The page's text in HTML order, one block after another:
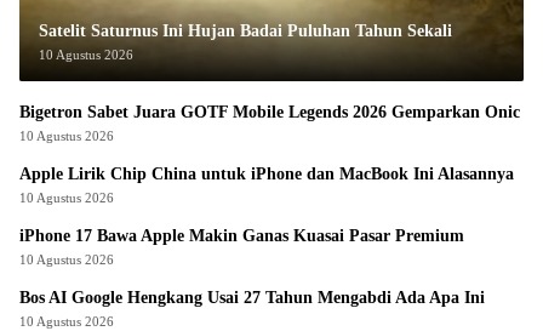
Satelit Saturnus Ini Hujan Badai Puluhan Tahun Sekali
10 Agustus 2026
Bigetron Sabet Juara GOTF Mobile Legends 2026 Gemparkan Onic
10 Agustus 2026
Apple Lirik Chip China untuk iPhone dan MacBook Ini Alasannya
10 Agustus 2026
iPhone 17 Bawa Apple Makin Ganas Kuasai Pasar Premium
10 Agustus 2026
Bos AI Google Hengkang Usai 27 Tahun Mengabdi Ada Apa Ini
10 Agustus 2026